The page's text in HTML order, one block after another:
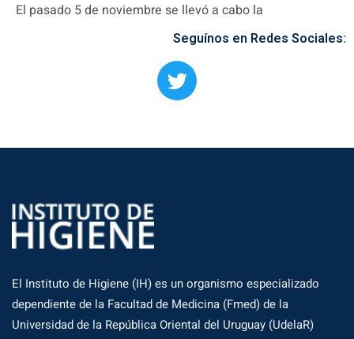
El pasado 5 de noviembre se llevó a cabo la
Seguínos en Redes Sociales:
El Instituto de Higiene (IH) es un organismo especializado
dependiente de la Facultad de Medicina (Fmed) de la
Universidad de la República Oriental del Uruguay (UdelaR)